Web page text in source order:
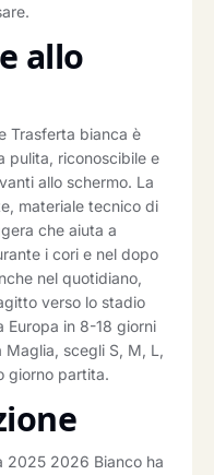
allo
Trasferta bianca è
pulita, riconoscibile e
allo schermo. La
materiale tecnico di
che aiuta a
i cori e nel dopo
nel quotidiano,
verso lo stadio
Europa in 8-18 giorni
scegli S, M, L,
giorno partita.
2025 2026 Bianco ha